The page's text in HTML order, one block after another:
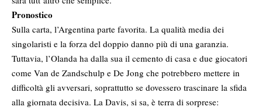
Pronostico
Sulla carta, l’Argentina parte favorita. La qualità media dei
singolaristi e la forza del doppio danno più di una garanzia.
Tuttavia, l’Olanda ha dalla sua il cemento di casa e due giocatori
come Van de Zandschulp e De Jong che potrebbero mettere in
difficoltà gli avversari, soprattutto se dovessero trascinare la sfida
alla giornata decisiva. La Davis, si sa, è terra di sorprese: